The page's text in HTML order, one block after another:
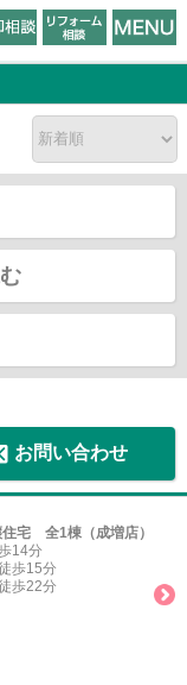
お問い合わせ
宅 全1棟（成増店）
14分
歩15分
歩22分